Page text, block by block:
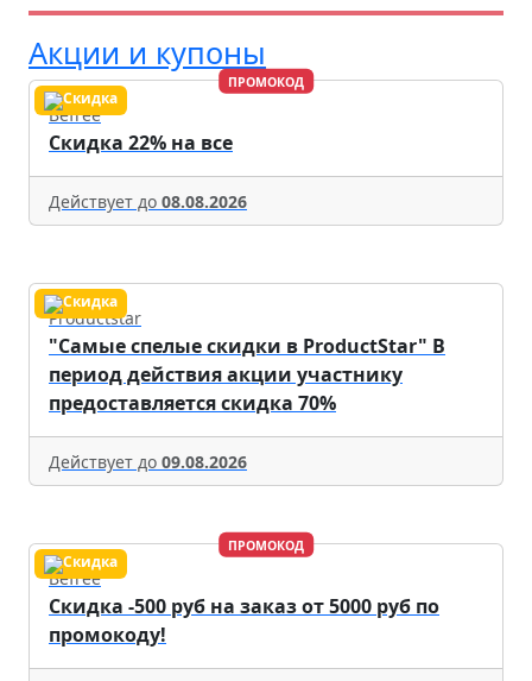
Акции и купоны
ПРОМОКОД
Befree
Скидка 22% на все
Действует до 08.08.2026
Productstar
"Самые спелые скидки в ProductStar" В
период действия акции участнику
предоставляется скидка 70%
Действует до 09.08.2026
ПРОМОКОД
Befree
Скидка -500 руб на заказ от 5000 руб по
промокоду!